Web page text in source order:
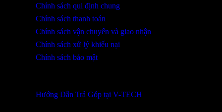
Chính sách qui định chung
Chính sách thanh toán
Chính sách vận chuyển và giao nhận
Chính sách xử lý khiếu nại
Chính sách bảo mật
Hướng Dẫn Trả Góp tại V-TECH